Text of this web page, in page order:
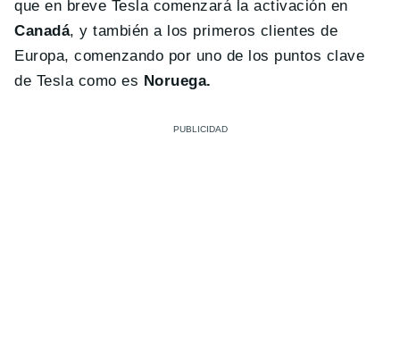
que en breve Tesla comenzará la activación en
Canadá, y también a los primeros clientes de
Europa, comenzando por uno de los puntos clave
de Tesla como es Noruega.